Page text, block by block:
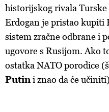
historijskog rivala
Erdogan je pristao kupiti
sistem zračne odbrane i
ugovore s Rusijom. Ako
ostatka NATO porodice
Putini znao da će